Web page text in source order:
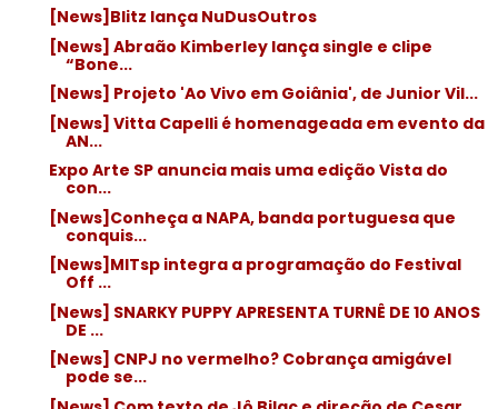
[News]Blitz lança NuDusOutros
[News] Abraão Kimberley lança single e clipe
“Bone...
[News] Projeto 'Ao Vivo em Goiânia', de Junior Vil...
[News] Vitta Capelli é homenageada em evento da
AN...
Expo Arte SP anuncia mais uma edição Vista do
con...
[News]Conheça a NAPA, banda portuguesa que
conquis...
[News]MITsp integra a programação do Festival
Off ...
[News] SNARKY PUPPY APRESENTA TURNÊ DE 10 ANOS
DE ...
[News] CNPJ no vermelho? Cobrança amigável
pode se...